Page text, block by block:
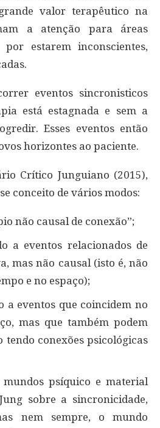
valor terapêutico na
a atenção para áreas
estarem inconscientes,
eventos sincronisticos
está estagnada e sem a
Esses eventos então
horizontes ao paciente.
Crítico Junguiano (2015),
conceito de vários modos:
não causal de conexão”;
a eventos relacionados de
mas não causal (isto é, não
e no espaço);
a eventos que coincidem no
mas que também podem
tendo conexões psicológicas
mundos psíquico e material
sobre a sincronicidade,
nem sempre, o mundo